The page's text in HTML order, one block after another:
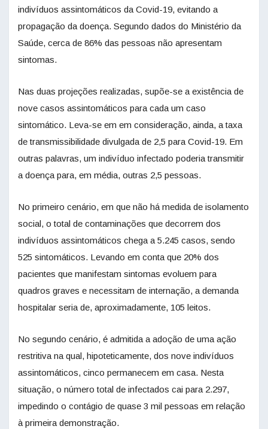
indivíduos assintomáticos da Covid-19, evitando a
propagação da doença. Segundo dados do Ministério da
Saúde, cerca de 86% das pessoas não apresentam
sintomas.
Nas duas projeções realizadas, supõe-se a existência de
nove casos assintomáticos para cada um caso
sintomático. Leva-se em em consideração, ainda, a taxa
de transmissibilidade divulgada de 2,5 para Covid-19. Em
outras palavras, um indivíduo infectado poderia transmitir
a doença para, em média, outras 2,5 pessoas.
No primeiro cenário, em que não há medida de isolamento
social, o total de contaminações que decorrem dos
indivíduos assintomáticos chega a 5.245 casos, sendo
525 sintomáticos. Levando em conta que 20% dos
pacientes que manifestam sintomas evoluem para
quadros graves e necessitam de internação, a demanda
hospitalar seria de, aproximadamente, 105 leitos.
No segundo cenário, é admitida a adoção de uma ação
restritiva na qual, hipoteticamente, dos nove indivíduos
assintomáticos, cinco permanecem em casa. Nesta
situação, o número total de infectados cai para 2.297,
impedindo o contágio de quase 3 mil pessoas em relação
à primeira demonstração.